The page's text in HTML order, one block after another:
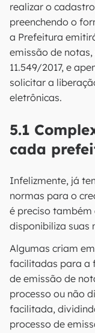
realizar o
preenchendo o
a Prefeitura
emissão de
11.549/2017, e
solicitar a
eletrônicas.
5.1
cada
Infelizmente, já
normas para o
é preciso
disponibiliza suas
Algumas criam
facilitadas para a
de emissão de
processo ou não
facilitada,
processo de